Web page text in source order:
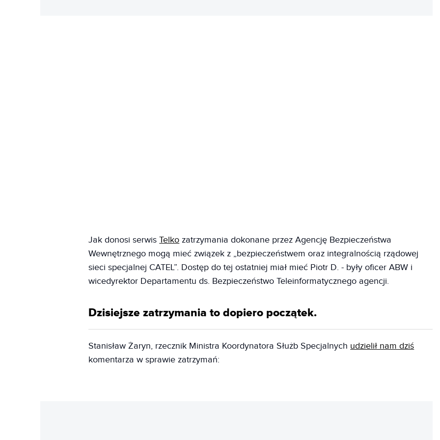
Jak donosi serwisTelko zatrzymania dokonane przez Agencję Bezpieczeństwa
Wewnętrznego mogą mieć związek z „bezpieczeństwem oraz integralnością rządowej
sieci specjalnej CATEL”. Dostęp do tej ostatniej miał mieć Piotr D. - były oficer ABW i
wicedyrektor Departamentu ds. Bezpieczeństwo Teleinformatycznego agencji.
Dzisiejsze zatrzymania to dopiero początek.
Stanisław Żaryn, rzecznik Ministra Koordynatora Służb Specjalnych udzielił nam dziś
komentarza w sprawie zatrzymań: